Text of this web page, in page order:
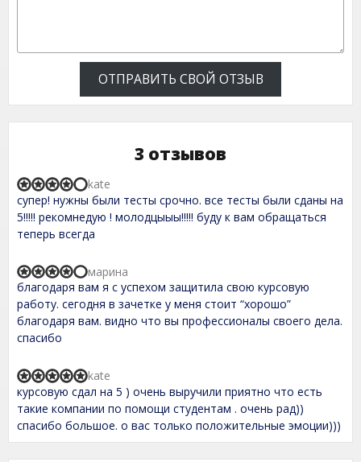
ОТПРАВИТЬ СВОЙ ОТЗЫВ
3 отзывов
R
a
t
d
,
0
o
u
t
o
f
супер! нужны были тесты срочно. все тесты были сданы на
5!!!!! рекомнедую ! молодцыыы!!!!! буду к вам обращаться
теперь всегда
kate
R
a
t
e
d
4
0
o
u
t
o
f
5
благодаря вам я с успехом защитила свою курсовую
работу. сегодня в зачетке у меня стоит “хорошо”
благодаря вам. видно что вы профессионалы своего дела.
спасибо
марина
R
a
t
e
d
5
,
курсовую сдал на 5 ) очень выручили приятно что есть
такие компании по помощи студентам . очень рад))
спасибо большое. о вас только положительные эмоции)))
kate